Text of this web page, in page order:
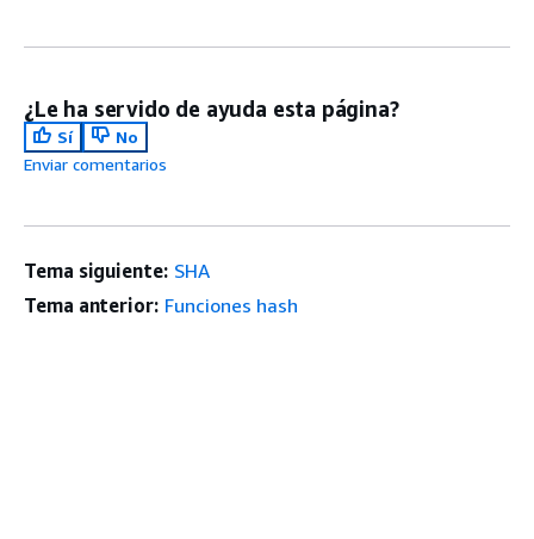
¿Le ha servido de ayuda esta página?
Sí
No
Enviar comentarios
Tema siguiente: SHA
Tema anterior: Funciones hash